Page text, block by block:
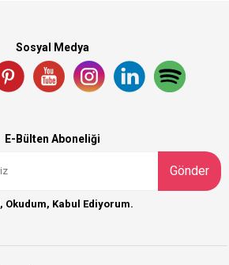
Sosyal Medya
E-Bülten Aboneliği
Gönder
, Okudum, Kabul Ediyorum.